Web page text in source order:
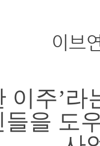
이브
이주’
을 도